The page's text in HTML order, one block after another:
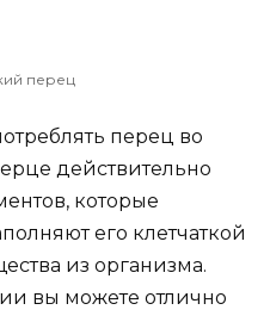
перец
перец во
действительно
которые
его клетчаткой
из организма.
вы можете отлично